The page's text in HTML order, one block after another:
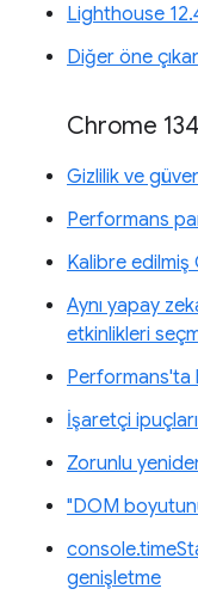
Lighthouse
Diğer öne
Chrome 134
Gizlilik ve
Performans
Kalibre edilmiş
Aynı yapay
etkinlikleri
Performans'ta
İşaretçi
Zorunlu
"DOM
genişletme